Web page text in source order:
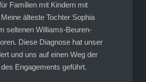
Familien mit Kindern mit
älteste Tochter Sophia
seltenen Williams-Beuren-
Diese Diagnose hat unser
und uns auf einen Weg der
Engagements geführt.